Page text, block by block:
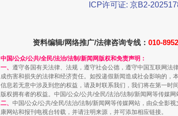
ICP许可证: 京B2-
资料编辑/网络推广/法律咨询专线： 010-
中国/公众/公共/全民/法治/法制/新闻网版权和免责声明：
一、 遵守各国有关法律、法规，遵守社会公德，遵守中国互联网法
成伤害和损失的法律和经济责任。如投递假新闻造成社会影响的
信息若无意中涉及到您的权益，请及时联系我们，我们将在第一
版权拥有者的权益。中国/公众/公共/全民/法治/法制/新闻网等传媒网
二、 中国/公众/公共/全民/法治/法制/新闻网等传媒网站，由众全影
康网站和报刊电视台转载，并请注明来源，并可添加相应链接。